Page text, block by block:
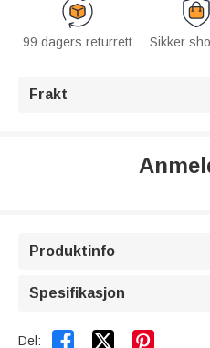
99 dagers returrett Sikker
Frakt
Produktinfo
Spesifikasjon
Del:  